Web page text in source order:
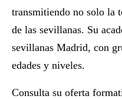
transmitiendo no solo la
de las sevillanas. Su
sevillanas Madrid, con
edades y niveles.
Consulta su oferta